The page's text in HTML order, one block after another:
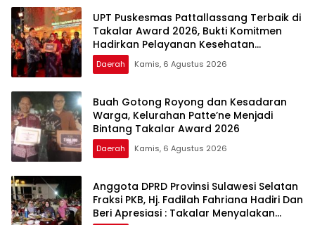
UPT Puskesmas Pattallassang Terbaik di
Takalar Award 2026, Bukti Komitmen
Hadirkan Pelayanan Kesehatan
Berkualitas
Daerah Kamis, 6 Agustus 2026
Buah Gotong Royong dan Kesadaran
Warga, Kelurahan Patte’ne Menjadi
Bintang Takalar Award 2026
Daerah Kamis, 6 Agustus 2026
Anggota DPRD Provinsi Sulawesi Selatan
Fraksi PKB, Hj. Fadilah Fahriana Hadiri Dan
Beri Apresiasi : Takalar Menyalakan